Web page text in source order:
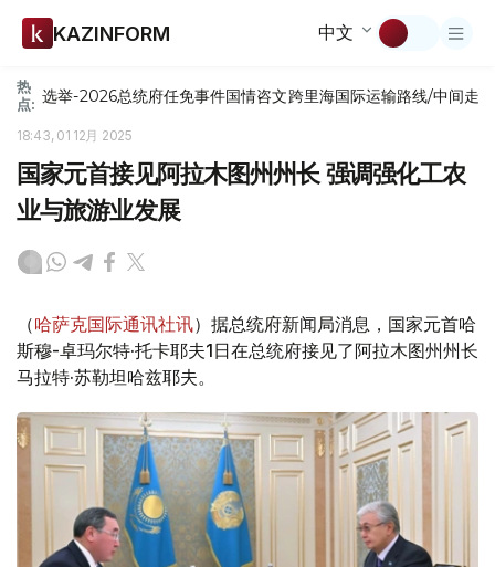
KAZINFORM 中文
热
点: 选举-2026总统府任免事件国情咨文跨里海国际运输路线/中间走廊
18:43, 01 12月 2025
国家元首接见阿拉木图州州长 强调强化工农
业与旅游业发展
（哈萨克国际通讯社讯）据总统府新闻局消息，国家元首哈
斯穆-卓玛尔特·托卡耶夫1日在总统府接见了阿拉木图州州长
马拉特·苏勒坦哈兹耶夫。